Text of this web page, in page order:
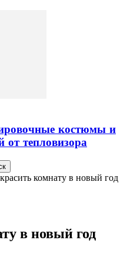
костюмы и
от тепловизора
комнату в новый год
в новый год